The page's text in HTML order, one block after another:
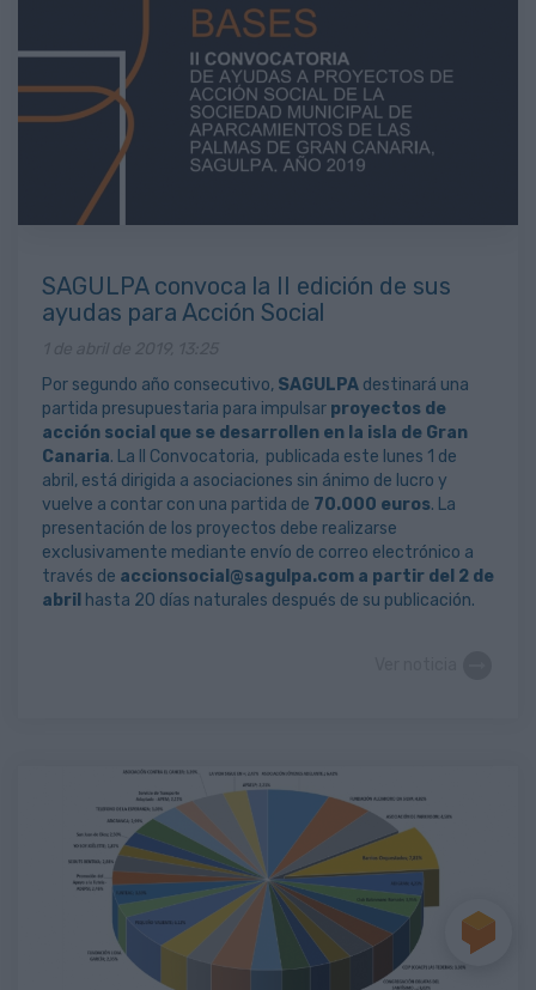
SAGULPA convoca la II edición de sus
ayudas para Acción Social
Por segundo año consecutivo, SAGULPA destinará una
partida presupuestaria para impulsar proyectos de
acción social que se desarrollen en la isla de Gran
Canaria. La II Convocatoria, publicada este lunes 1 de
abril, está dirigida a asociaciones sin ánimo de lucro y
vuelve a contar con una partida de 70.000 euros. La
presentación de los proyectos debe realizarse
exclusivamente mediante envío de correo electrónico a
través de accionsocial@sagulpa.com a partir del 2 de
abril hasta 20 días naturales después de su publicación.